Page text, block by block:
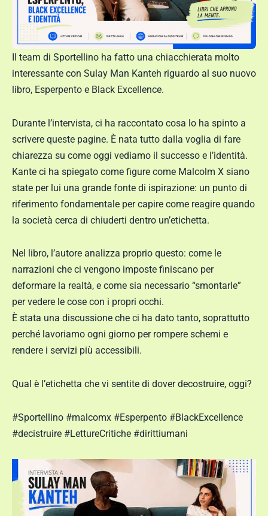
Il team di Sportellino ha fatto una chiacchierata molto
interessante con Sulay Man Kanteh riguardo al suo nuovo
libro, Esperpento e Black Excellence.
Durante l’intervista, ci ha raccontato cosa lo ha spinto a
scrivere queste pagine. È nata tutto dalla voglia di fare
chiarezza su come oggi vediamo il successo e l’identità.
Kante ci ha spiegato come figure come Malcolm X siano
state per lui una grande fonte di ispirazione: un punto di
riferimento fondamentale per capire come reagire quando
la società cerca di chiuderti dentro un’etichetta.
Nel libro, l’autore analizza proprio questo: come le
narrazioni che ci vengono imposte finiscano per
deformare la realtà, e come sia necessario “smontarle”
per vedere le cose con i propri occhi.
È stata una discussione che ci ha dato tanto, soprattutto
perché lavoriamo ogni giorno per rompere schemi e
rendere i servizi più accessibili.
Qual è l’etichetta che vi sentite di dover decostruire, oggi?
#Sportellino #malcomx #Esperpento #BlackExcellence
#decistruire #LettureCritiche #dirittiumani